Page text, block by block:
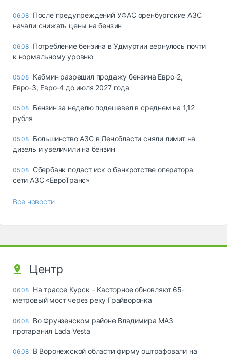
06.08 После предупреждений УФАС оренбургские АЗС
начали снижать цены на бензин
06.08 Потребление бензина в Удмуртии вернулось почти
к нормальному уровню
05.08 Кабмин разрешил продажу бензина Евро-2,
Евро-3, Евро-4 до июля 2027 года
05.08 Бензин за неделю подешевел в среднем на 1,12
рубля
05.08 Большинство АЗС в Ленобласти сняли лимит на
дизель и увеличили на бензин
05.08 Сбербанк подаст иск о банкротстве оператора
сети АЗС «ЕвроТранс»
Все новости
Центр
06.08 На трассе Курск – Касторное обновляют 65-
метровый мост через реку Грайворонка
06.08 Во Фрунзенском районе Владимира МАЗ
протаранил Lada Vesta
06.08 В Воронежской области фирму оштрафовали на